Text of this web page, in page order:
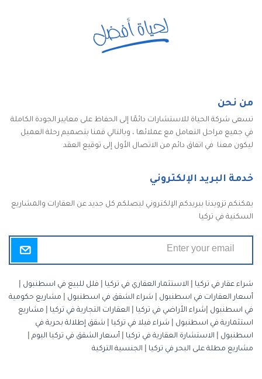
من نحن
تسعى شركة الحياة للاستشارات دائمًا إلى الحفاظ على معايير الجودة الكاملة
في جميع مراحل التعامل مع عملائها ، وبالتالي قمنا بتصميم رحلة العميل
ليكون معنا في اتفاق دائم من الاتصال الأول إلى توقيع العقد
خدمة البريد الإلكتروني
يمكنكم تزويدنا ببريدكم الإلكتروني ليصلكم كل جديد عن العقارات والمشاريع
السكنية في تركيا
شراء عقار في تركيا الاستثمار العقاري في تركيا فلل للبيع في اسطنبول
أسعار العقارات في اسطنبول
شراء الشقق في اسطنبول
مشاريع حكومية
في اسطنبول
شراء الأراضي في تركيا العقارات التجارية في تركيا
مشاريع
استثمارية في اسطنبول
شراء فيلا في تركيا
شقق إطلالة بحرية في
اسطنبول
الاستشارة العقارية في تركيا أسعار الشقق في تركيا اليوم
مشاريع مطلة على البحر في تركيا
الجنسية التركية